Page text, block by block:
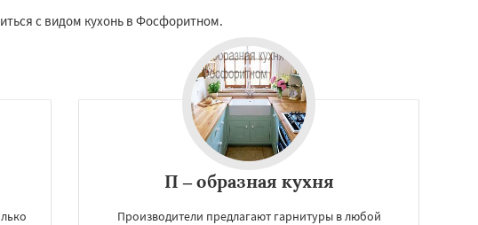
с видом кухонь в Фосфоритном.
П – образная кухня
Производители предлагают гарнитуры в любой